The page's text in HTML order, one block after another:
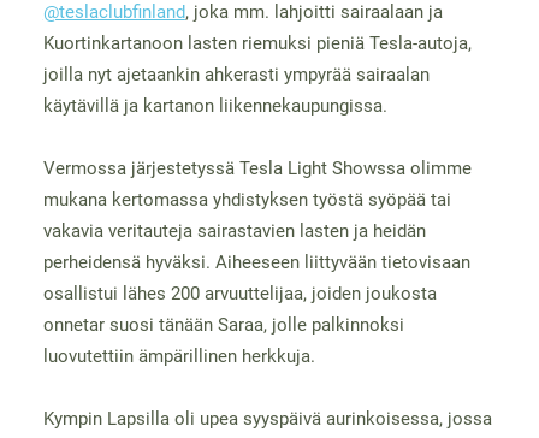
@teslaclubfinland, joka mm. lahjoitti sairaalaan ja
Kuortinkartanoon lasten riemuksi pieniä Tesla-autoja,
joilla nyt ajetaankin ahkerasti ympyrää sairaalan
käytävillä ja kartanon liikennekaupungissa.
Vermossa järjestetyssä Tesla Light Showssa olimme
mukana kertomassa yhdistyksen työstä syöpää tai
vakavia veritauteja sairastavien lasten ja heidän
perheidensä hyväksi. Aiheeseen liittyvään tietovisaan
osallistui lähes 200 arvuuttelijaa, joiden joukosta
onnetar suosi tänään Saraa, jolle palkinnoksi
luovutettiin ämpärillinen herkkuja.
Kympin Lapsilla oli upea syyspäivä aurinkoisessa, jossa